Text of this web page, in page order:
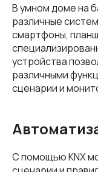
В умном доме на
различные
смартфоны,
устройства
различными
сценарии и
С помощью KNX